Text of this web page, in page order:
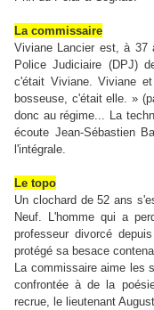
La commissaire
Viviane Lancier est, à
Police Judiciaire (DPJ)
c'était Viviane. Viviane
bosseuse, c'était elle. »
donc au régime... La
écoute Jean-Sébastien
l'intégrale.
Le topo
Un clochard de 52 ans
Neuf. L'homme qui a
professeur divorcé
protégé sa besace
La commissaire aime les
confrontée à de la
recrue, le lieutenant